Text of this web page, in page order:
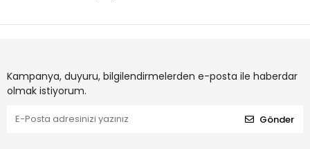
Kampanya, duyuru, bilgilendirmelerden e-posta ile haberdar
olmak istiyorum.
Gönder